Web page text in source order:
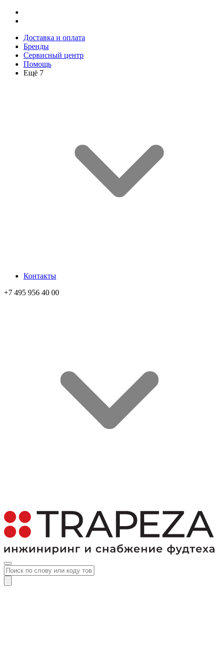
Доставка и оплата
Бренды
Сервисный центр
Помощь
Ещё 7
Контакты
+7 495 956 40 00